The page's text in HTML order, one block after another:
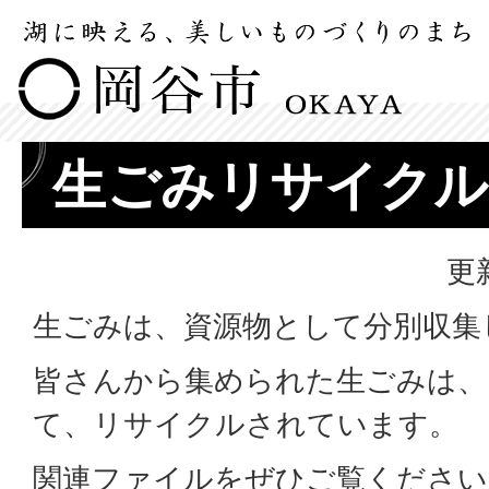
生ごみリサイク
更
生ごみは、資源物として分別収
皆さんから集められた生ごみは
て、リサイクルされています。
関連ファイルをぜひご覧くださ